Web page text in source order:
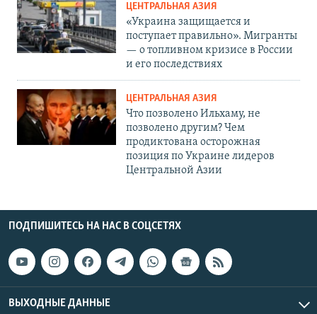
ЦЕНТРАЛЬНАЯ АЗИЯ
«Украина защищается и
поступает правильно». Мигранты
— о топливном кризисе в России
и его последствиях
ЦЕНТРАЛЬНАЯ АЗИЯ
Что позволено Ильхаму, не
позволено другим? Чем
продиктована осторожная
позиция по Украине лидеров
Центральной Азии
ПОДПИШИТЕСЬ НА НАС В СОЦСЕТЯХ
ВЫХОДНЫЕ ДАННЫЕ